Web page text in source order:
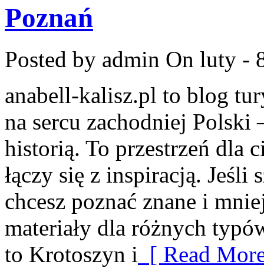
Poznań
Posted by admin On luty -
anabell-kalisz.pl to blog
na sercu zachodniej
historią. To przestrzeń dla
łączy się z inspiracją. Jeśli
chcesz poznać znane i
materiały dla różnych
to Krotoszyn i [ Read